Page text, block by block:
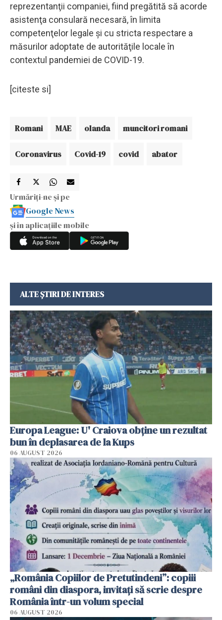
reprezentanţii companiei, fiind pregătită să acorde
asistenţa consulară necesară, în limita
competenţelor legale şi cu stricta respectare a
măsurilor adoptate de autorităţile locale în
contextul pandemiei de COVID-19.
[citeste si]
Romani MAE olanda muncitori romani
Coronavirus Covid-19 covid abator
Urmăriți-ne și pe
Google News
și în aplicațiile mobile
ALTE ȘTIRI DE INTERES
Europa League: U' Craiova obține un rezultat
bun în deplasarea de la Kups
06 AUGUST 2026
„România Copiilor de Pretutindeni”: copiii
români din diaspora, invitați să scrie despre
România într-un volum special
06 AUGUST 2026